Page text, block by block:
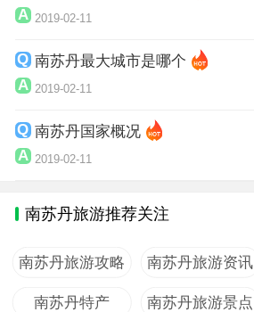
2019-02-11
南苏丹最大城市是哪个
2019-02-11
南苏丹国家概况
2019-02-11
南苏丹旅游推荐关注
南苏丹旅游攻略 南苏丹旅游资讯
南苏丹特产 南苏丹旅游景点